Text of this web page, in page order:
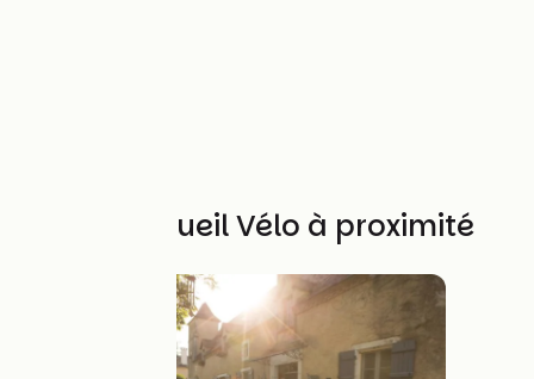
Autres Accueil Vélo à proximité